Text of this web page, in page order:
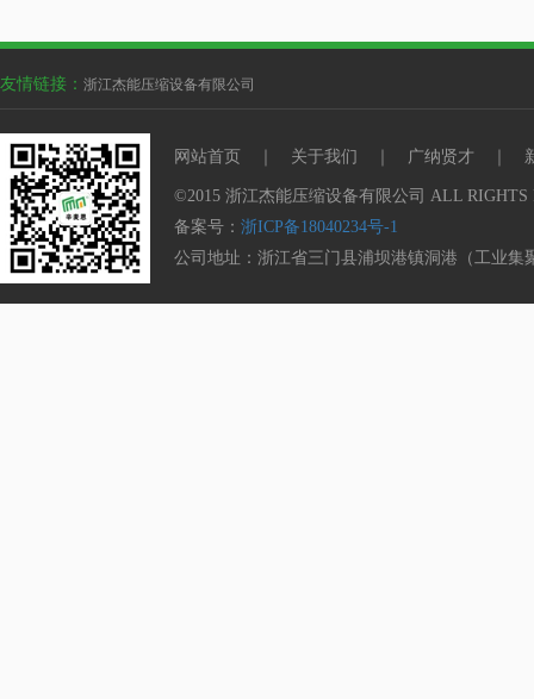
友情链接： 浙江杰能压缩设备有限公司
网站首页 关于我们 广纳贤才
©2015 浙江杰能压缩设备有限公司 ALL RIGHTS
备案号： 浙ICP备18040234号-1
公司地址：浙江省三门县浦坝港镇洞港（工业集